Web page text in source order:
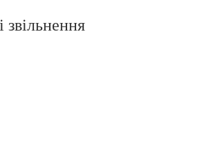
звільнення